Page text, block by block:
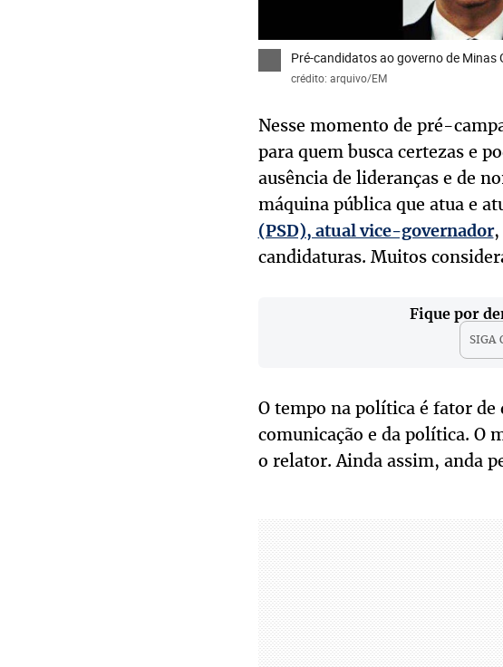
Pré-candidatos ao governo de Minas
crédito: arquivo/EM
Nesse momento de pré-
para quem busca certezas e
ausência de lideranças e de
máquina pública que atua e
(PSD), atual vice-governador,
candidaturas. Muitos
Fique por
SIGA
O tempo na política é fator
comunicação e da política. O
o relator. Ainda assim, anda